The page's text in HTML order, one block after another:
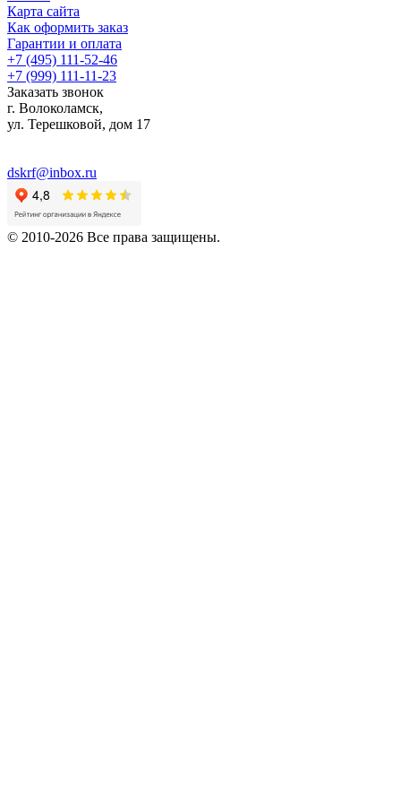
Карта сайта
Как оформить заказ
Гарантии и оплата
+7 (495) 111-52-46
+7 (999) 111-11-23
Заказать звонок
г. Волоколамск,
ул. Терешковой, дом 17
dskrf@inbox.ru
© 2010-2026 Все права защищены.